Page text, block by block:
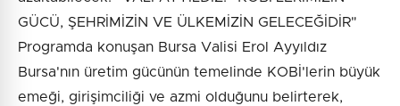
GÜCÜ, ŞEHRİMİZİN VE ÜLKEMİZİN GELECEĞİDİR"
Programda konuşan Bursa Valisi Erol Ayyıldız
Bursa'nın üretim gücünün temelinde KOBİ'lerin büyük
emeği, girişimciliği ve azmi olduğunu belirterek,